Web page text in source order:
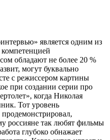
является одним из
обладают не более 20 %
могут буквально
с режиссером картины
при создании серии про
когда Николая
Тот уровень
россияне так любят фильмы
глубоко обнажает